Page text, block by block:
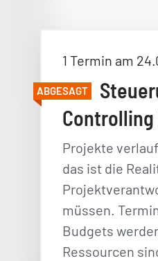
1 Termin am
ABGESAGT
Projekte
das ist die
müssen.
Budgets
Ressourcen